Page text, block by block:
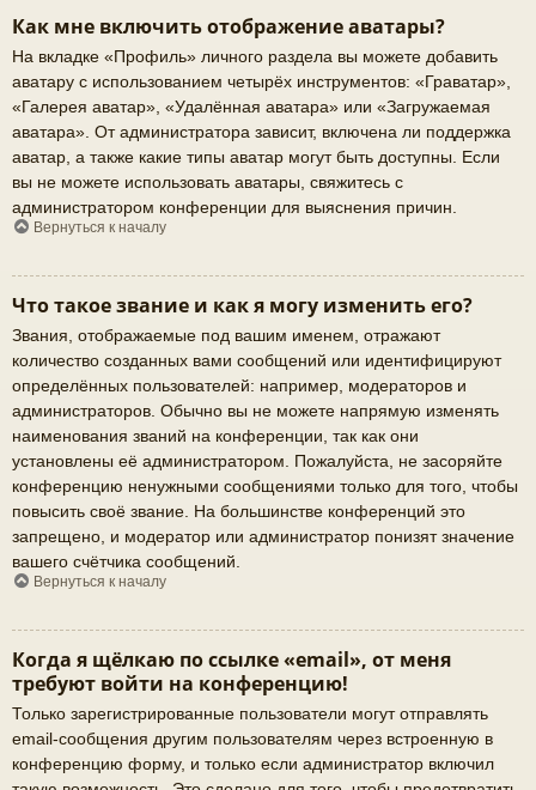
Как мне включить отображение аватары?
На вкладке «Профиль» личного раздела вы можете добавить
аватару с использованием четырёх инструментов: «Граватар»,
«Галерея аватар», «Удалённая аватара» или «Загружаемая
аватара». От администратора зависит, включена ли поддержка
аватар, а также какие типы аватар могут быть доступны. Если
вы не можете использовать аватары, свяжитесь с
администратором конференции для выяснения причин.
Вернуться к началу
Что такое звание и как я могу изменить его?
Звания, отображаемые под вашим именем, отражают
количество созданных вами сообщений или идентифицируют
определённых пользователей: например, модераторов и
администраторов. Обычно вы не можете напрямую изменять
наименования званий на конференции, так как они
установлены её администратором. Пожалуйста, не засоряйте
конференцию ненужными сообщениями только для того, чтобы
повысить своё звание. На большинстве конференций это
запрещено, и модератор или администратор понизят значение
вашего счётчика сообщений.
Вернуться к началу
Когда я щёлкаю по ссылке «email», от меня
требуют войти на конференцию!
Только зарегистрированные пользователи могут отправлять
email-сообщения другим пользователям через встроенную в
конференцию форму, и только если администратор включил